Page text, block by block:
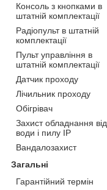
Консоль з кнопками в
штатній комплектації
Радіопульт в штатній
комплектації
Пульт управління в
штатній комплектації
Датчик проходу
Лічильник проходу
Обігрівач
Захист обладнання від
води і пилу IP
Вандалозахист
Загальні
Гарантійний термін